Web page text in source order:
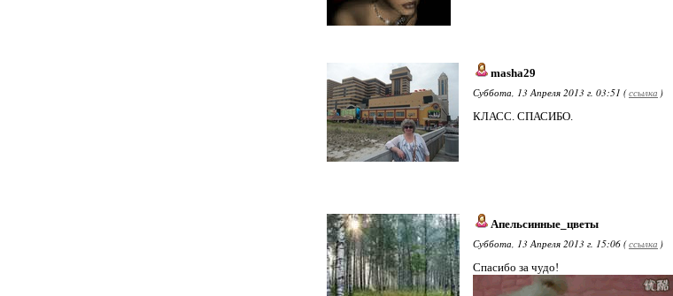
masha29
Суббота, 13 Апреля 2013 г. 03:51 (ссылка )
КЛАСС. СПАСИБО.
Апельсинные_цветы
Суббота, 13 Апреля 2013 г. 15:06 (ссылка )
Спасибо за чудо!